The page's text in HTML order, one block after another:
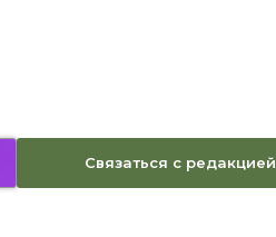
Связаться с редакцией